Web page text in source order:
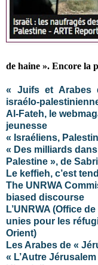
de haine ». Encore la
« Juifs et Arabes
israélo-
Al-Fateh, le
jeunesse
« Israéliens,
« Des milliards
Palestine », de
Le keffieh, c’est
The UNRWA
biased discourse
L’UNRWA (Office
unies pour les
Orient)
Les Arabes de «
« L’Autre